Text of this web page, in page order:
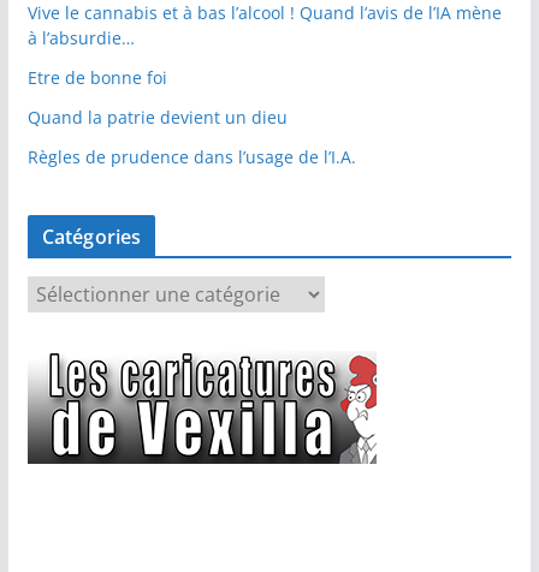
Vive le cannabis et à bas l’alcool ! Quand l’avis de l’IA mène
à l’absurdie…
Etre de bonne foi
Quand la patrie devient un dieu
Règles de prudence dans l’usage de l’I.A.
Catégories
é
g
o
r